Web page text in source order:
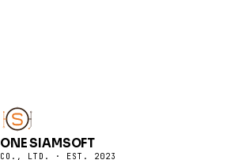
ONE SIAMSOFT
CO., LTD. · EST. 2023